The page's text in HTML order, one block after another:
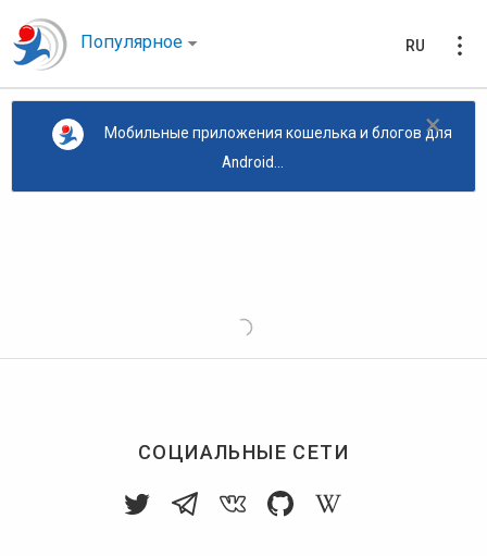
Популярное RU
×
Мобильные приложения кошелька и блогов для
Android...
СОЦИАЛЬНЫЕ СЕТИ